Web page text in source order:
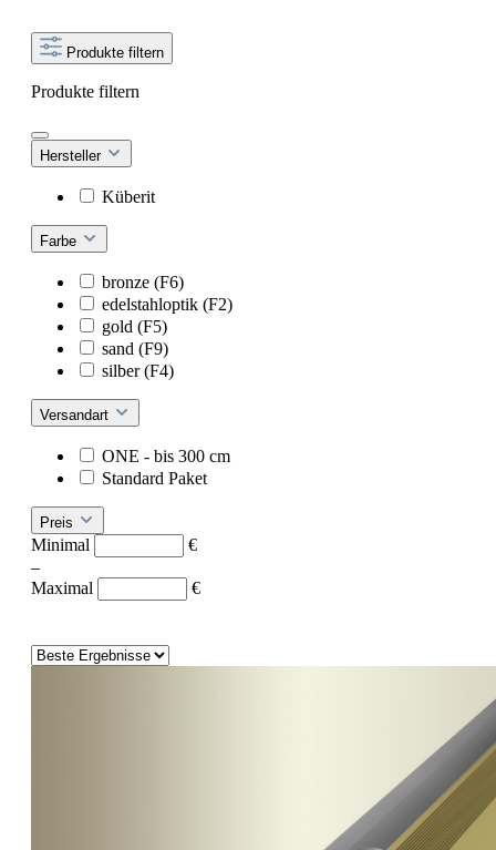
Produkte filtern
Produkte filtern
Hersteller
Küberit
Farbe
bronze (F6)
edelstahloptik (F2)
gold (F5)
sand (F9)
silber (F4)
Versandart
ONE - bis 300 cm
Standard Paket
Preis
Minimal
€
–
Maximal
€